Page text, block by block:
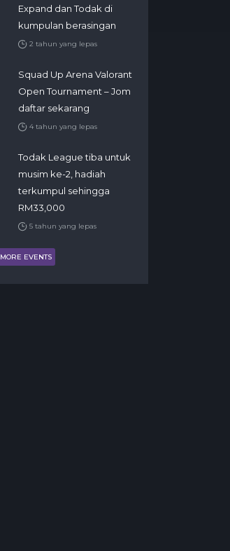
Expand dan Todak di
kumpulan berasingan
2 tahun yang lepas
Squad Up Arena Valorant
Open Tournament – Jom
daftar sekarang
4 tahun yang lepas
Todak League tiba untuk
musim ke-2, hadiah
terkumpul sehingga
RM33,000
5 tahun yang lepas
MORE EVENTS